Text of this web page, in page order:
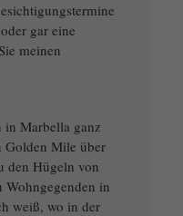
gar eine
meinen
Marbella ganz
Golden Mile über
den Hügeln von
Wohngegenden in
weiß, wo in der